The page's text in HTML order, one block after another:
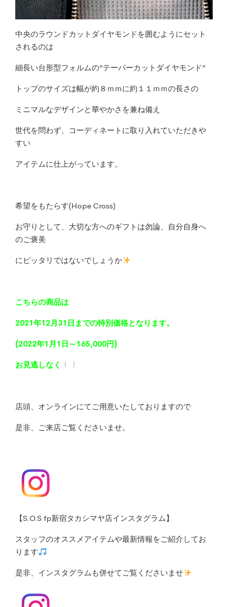
中央のラウンドカットダイヤモンドを囲むようにセット
されるのは
細長い台形型フォルムの”テーパーカットダイヤモンド”
トップのサイズは幅が約８ｍｍに約１１ｍｍの長さの
ミニマルなデザインと華やかさを兼ね備え
世代を問わず、コーディネートに取り入れていただきや
すい
アイテムに仕上がっています。
希望をもたらす(Hope Cross)
お守りとして、大切な方へのギフトは勿論、自分自身へ
のご褒美
にピッタリではないでしょうか
こちらの商品は
2021年12月31日までの特別価格となります。
(2022年1月1日～165,000円)
お見逃しなく
店頭、オンラインにてご用意いたしておりますので
是非、ご来店ご覧くださいませ。
【S.O.S fp新宿タカシマヤ店インスタグラム】
スタッフのオススメアイテムや最新情報をご紹介してお
ります
是非、インスタグラムも併せてご覧くださいませ